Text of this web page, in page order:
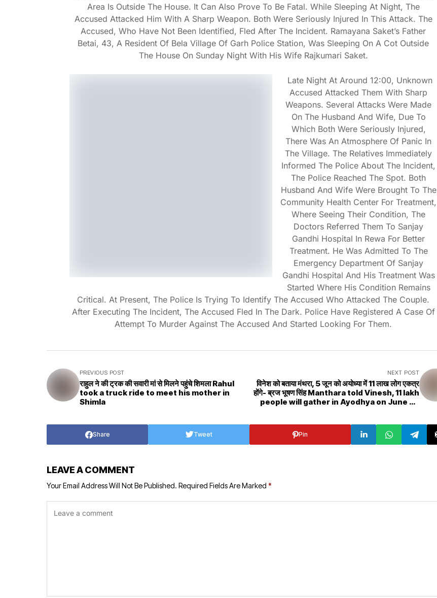
Area Is Outside The House. It Can Also Prove To Be Fatal. While Sleeping At Night, The
Accused Attacked Him With A Sharp Weapon. Both Were Seriously Injured In This Attack. The
Accused, Who Have Not Been Identified, Fled After The Incident. Ramayana Saket’s Father
Betai, 43, A Resident Of Bela Village Of Garh Police Station, Was Sleeping On A Cot Outside
The House On Sunday Night With His Wife Rajkumari Saket.
Late Night At Around 12:00, Unknown
Accused Attacked Them With Sharp
Weapons. Several Attacks Were Made
On The Husband And Wife, Due To
Which Both Were Seriously Injured,
There Was An Atmosphere Of Panic In
The Village. The Relatives Immediately
Informed The Police About The Incident,
The Police Reached The Spot. Both
Husband And Wife Were Brought To The
Community Health Center For Treatment,
Where Seeing Their Condition, The
Doctors Referred Them To Sanjay
Gandhi Hospital In Rewa For Better
Treatment. He Was Admitted To The
Emergency Department Of Sanjay
Gandhi Hospital And His Treatment Was
Started Where His Condition Remains
Critical. At Present, The Police Is Trying To Identify The Accused Who Attacked The Couple.
After Executing The Incident, The Accused Fled In The Dark. Police Have Registered A Case Of
Attempt To Murder Against The Accused And Started Looking For Them.
PREVIOUS POST
राहुल ने की ट्रक की सवारी मां से मिलने पहुंचे शिमला Rahul
took a truck ride to meet his mother in
Shimla
NEXT POST
विनेश को बताया मंथरा, 5 जून को अयोध्या में 11 लाख लोग एकत्र
होंगे- ब्रज भूषण सिंह Manthara told Vinesh, 11 lakh
people will gather in Ayodhya on June 5 -
Share Tweet Pin
LEAVE A COMMENT
Your Email Address Will Not Be Published. Required Fields Are Marked *